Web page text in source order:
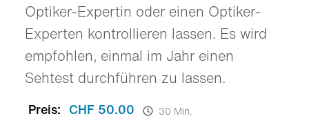
Optiker-Expertin oder einen Optiker-
Experten kontrollieren lassen. Es wird
empfohlen, einmal im Jahr einen
Sehtest durchführen zu lassen.
Preis: CHF 50.00 30 Min.